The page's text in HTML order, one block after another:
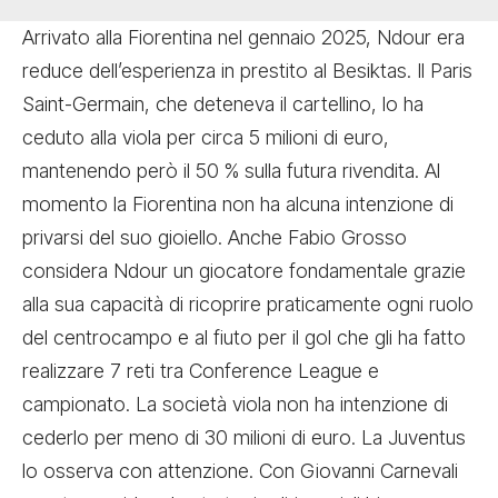
Arrivato alla Fiorentina nel gennaio 2025, Ndour era
reduce dell’esperienza in prestito al Besiktas. Il Paris
Saint-Germain, che deteneva il cartellino, lo ha
ceduto alla viola per circa 5 milioni di euro,
mantenendo però il 50 % sulla futura rivendita. Al
momento la Fiorentina non ha alcuna intenzione di
privarsi del suo gioiello. Anche Fabio Grosso
considera Ndour un giocatore fondamentale grazie
alla sua capacità di ricoprire praticamente ogni ruolo
del centrocampo e al fiuto per il gol che gli ha fatto
realizzare 7 reti tra Conference League e
campionato. La società viola non ha intenzione di
cederlo per meno di 30 milioni di euro. La Juventus
lo osserva con attenzione. Con Giovanni Carnevali